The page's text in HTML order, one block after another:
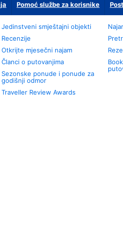
Pomoć službe za korisnike
Jedinstveni smještajni objekti
Recenzije
Otkrijte mjesečni najam
Članci o putovanjima
Sezonske ponude i ponude za
godišnji odmor
Traveller Review Awards